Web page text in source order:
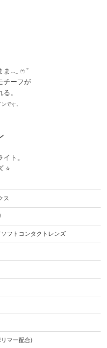
ま𓂃 ෆ ˚
チーフが
。
です。
ト。
⭐
ス
フトコンタクトレンズ
マー配合)